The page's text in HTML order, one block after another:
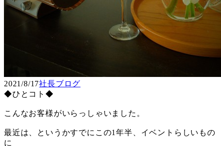
2021/8/17社長ブログ
◆ひとコト◆
こんなお客様がいらっしゃいました。
最近は、というかすでにこの1年半、イベントらしいもの
に